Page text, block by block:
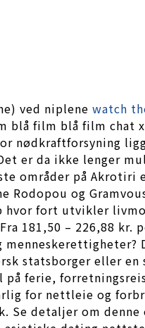
ved niplene watch
film blå film chat
nødkraftforsyning
er da ikke lenger
områder på
og
hvor fort utvikler
181,50 – 226,88
statsborger eller en
ferie,
for nettleie og
detaljer om denne